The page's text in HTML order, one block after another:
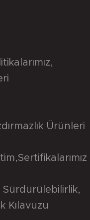
,
Ürünleri
,Sertifikalarımız
Sürdürülebilirlik,
Kılavuzu